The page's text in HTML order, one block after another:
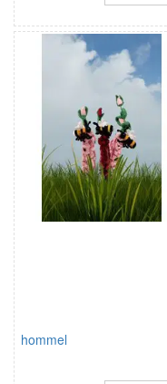
hommel